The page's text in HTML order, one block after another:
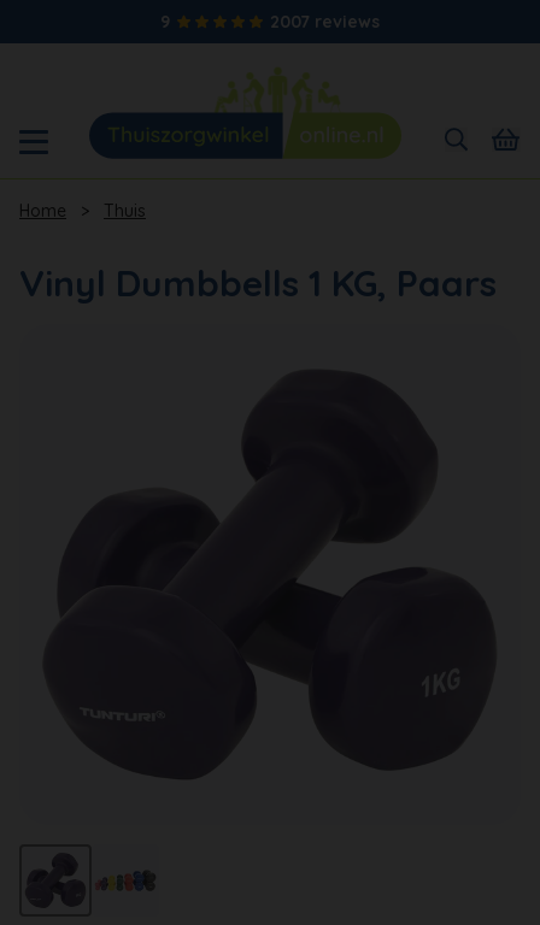
9 2007 reviews
Home > Thuis
Vinyl Dumbbells 1 KG, Paars